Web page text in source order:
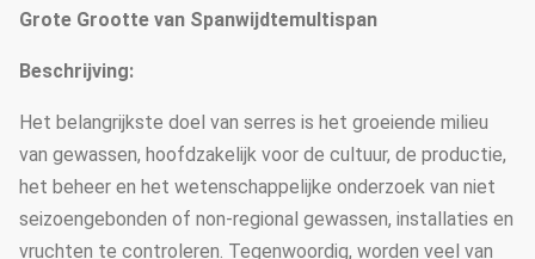
Grote Grootte van Spanwijdtemultispan
Beschrijving:
Het belangrijkste doel van serres is het groeiende milieu
van gewassen, hoofdzakelijk voor de cultuur, de productie,
het beheer en het wetenschappelijke onderzoek van niet
seizoengebonden of non-regional gewassen, installaties en
vruchten te controleren. Tegenwoordig, worden veel van